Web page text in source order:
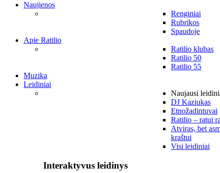
Naujienos
Renginiai
Rubrikos
Spaudoje
Apie Ratilio
Ratilio klubas
Ratilio 50
Ratilio 55
Muzika
Leidiniai
Naujausi
DJ Kaziukas
Etnožadintuvai
Ratilio – ratui
Atviras, bet
kraštui
Visi leidiniai
Interaktyvus leidinys